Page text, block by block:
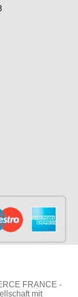
FRANCE -
mit